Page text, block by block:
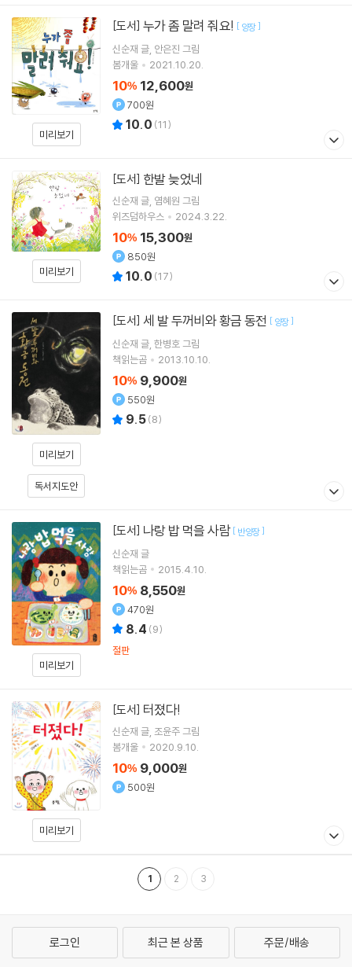
미리보기
[도서] 누가 좀 말려 줘요! [ 양장]
신순재 글 안은진 그림
봄개울
2021.10.20.
10% 12,600원
700원
10.0 (11)
미리보기
[도서] 한발 늦었네
신순재 글 염혜원 그림
위즈덤하우스
2024.3.22.
10% 15,300원
850원
10.0 (17)
미리보기
독서지도안
[도서] 세 발 두꺼비와 황금 동전 [ 양장]
신순재 글 한병호그림
책읽는곰
2013.10.10.
10% 9,900원
550원
9.5(8)
미리보기
[도서] 나랑 밥 먹을 사람 [ 반양장]
신순재 글
책읽는곰
2015.4.10.
10% 8,550원
470원
8.4 (9)
절판
미리보기
[도서] 터졌다!
신순재 글 조윤주그림
봄개울
2020.9.10.
10% 9,000원
500원
1 2 3
로그인 최근 본 상품 주문/배송